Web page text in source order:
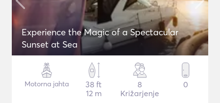
Experience the Magic of a Spectacular
Sunset at Sea
Motorna jahta
38 ft
12 m
8
Križarjenje
0